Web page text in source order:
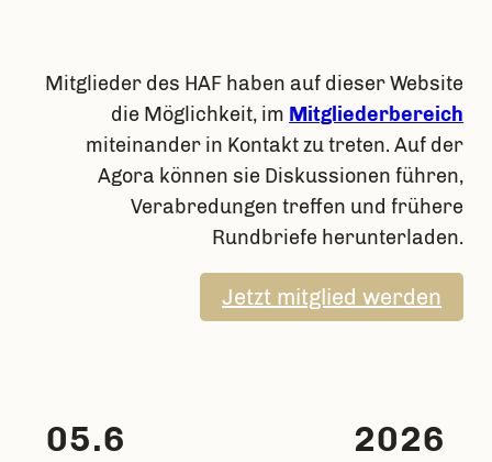
Mitglieder des HAF haben auf dieser Website
die Möglichkeit, im Mitgliederbereich
miteinander in Kontakt zu treten. Auf der
Agora können sie Diskussionen führen,
Verabredungen treffen und frühere
Rundbriefe herunterladen.
Jetzt mitglied werden
05.6 2026